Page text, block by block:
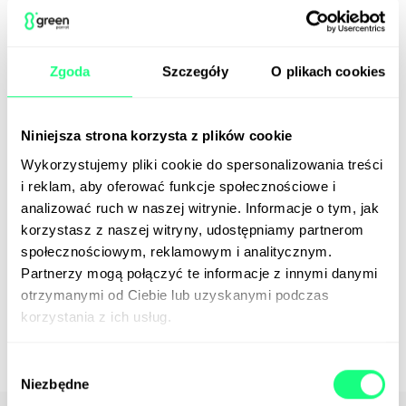
Zgoda Szczegóły O plikach cookies
Niniejsza strona korzysta z plików cookie
Wykorzystujemy pliki cookie do spersonalizowania treści
i reklam, aby oferować funkcje społecznościowe i
analizować ruch w naszej witrynie. Informacje o tym, jak
korzystasz z naszej witryny, udostępniamy partnerom
społecznościowym, reklamowym i analitycznym.
Partnerzy mogą połączyć te informacje z innymi danymi
otrzymanymi od Ciebie lub uzyskanymi podczas
korzystania z ich usług.
zgody
Niezbędne
odporność na kolizję (
collision resistance)– nie
wygenerowanie takich samych danych wyjściowych
dla różnych danych wejściowych;
odporność na ataki second-preimage (
znaleźć drugi zestaw danych wejściowych, który
będzie kolidował z innym. Atak second-preimage
polegałby na określeniu danych wejściowych, które
wygenerują takie same dane wyjściowe, jak inny
zestaw danych wejściowych, do których ma się
dostęp. Do tej pory nikomu nie udało się złamać
zabezpieczeń SHA-256.